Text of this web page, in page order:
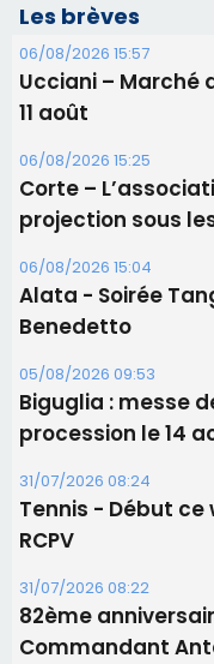
Les brèves
06/08/2026 15:57
Ucciani – Marché
11 août
06/08/2026 15:25
Corte –
projection sous
06/08/2026 15:04
Alata - Soirée
Benedetto
05/08/2026 09:53
Biguglia : messe
procession le 14
31/07/2026 08:24
Tennis - Début
RCPV
31/07/2026 08:22
82ème
Commandant